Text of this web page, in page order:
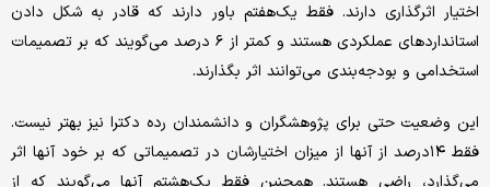
اختیار اثرگذاری دارند. فقط یک‌هفتم باور دارند که قادر به شکل دادن
استانداردهای عملکردی هستند و کمتر از ۶ درصد می‌گویند که بر تصمیمات
استخدامی و بودجه‌بندی می‌توانند اثر بگذارند.
این وضعیت حتی برای پژوهشگران و دانشمندان رده دکترا نیز بهتر نیست.
فقط ۱۴درصد از آنها از میزان اختیارشان در تصمیماتی که بر خود آنها اثر